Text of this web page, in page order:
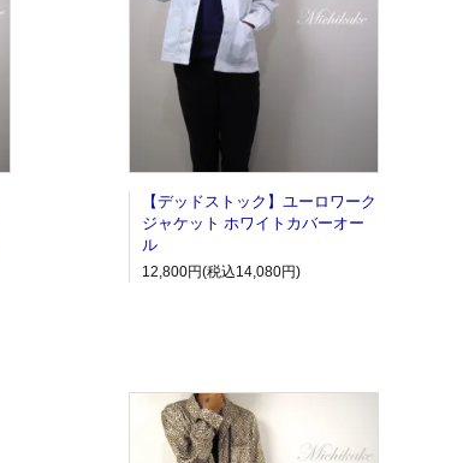
【デッドストック】ユーロワーク
ジャケット ホワイトカバーオー
ル
12,800円(税込14,080円)